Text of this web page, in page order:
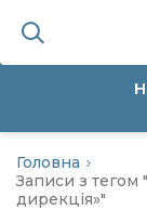
Головна
Записи з тегом
дирекція»"